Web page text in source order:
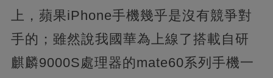
上，蘋果iPhone手機幾乎是沒有競爭對
手的；雖然說我國華為上線了搭載自研
麒麟9000S處理器的mate60系列手機一